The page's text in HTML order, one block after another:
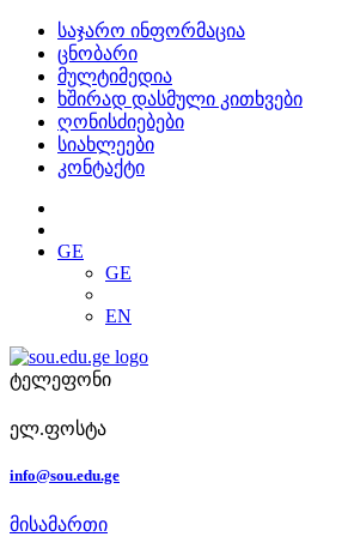
საჯარო ინფორმაცია
ცნობარი
მულტიმედია
ხშირად დასმული კითხვები
ღონისძიებები
სიახლეები
კონტაქტი
GE
GE
EN
ტელეფონი
ელ.ფოსტა
info@sou.edu.ge
მისამართი